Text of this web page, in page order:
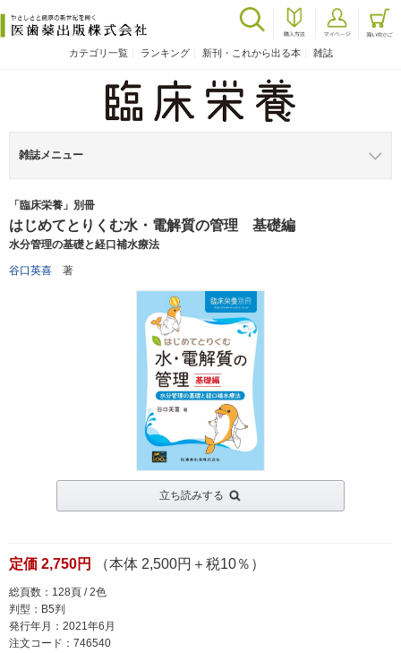
カテゴリ一覧 ランキング 新刊・これから出る本 雑誌
雑誌メニュー
「臨床栄養」別冊
はじめてとりくむ水・電解質の管理 基礎編
水分管理の基礎と経口補水療法
谷口英喜 著
立ち読みする
定価 2,750円 （本体 2,500円＋税10％）
総頁数：128頁 / 2色
判型：B5判
発行年月：2021年6月
注文コード：746540